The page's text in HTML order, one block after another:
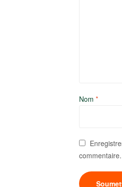
Nom *
commentaire.